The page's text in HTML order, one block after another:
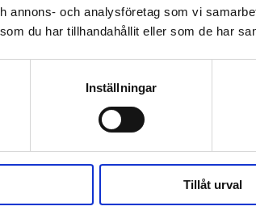
annons- och analysföretag som vi
du har tillhandahållit eller som de har
Inställningar
Tillåt urval